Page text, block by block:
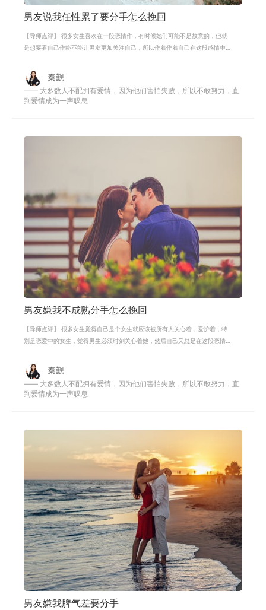
男友说我任性累了要分手怎么挽回
【导师点评】 很多女生喜欢在一段恋情作，有时候她们可能不是故意的，但就
是想要看自己作能不能让男友更加关注自己，所以作着作着自己在这段感情中
秦觐
—— 大多数人不配拥有爱情，因为他们害怕失败，所以不敢努力，直
到爱情成为一声叹息
男友嫌我不成熟分手怎么挽回
【导师点评】 很多女生觉得自己是个女生就应该被所有人关心着，爱护着，特
别是恋爱中的女生，觉得男生必须时刻关心着她，然后自己又总是在这段恋情
秦觐
—— 大多数人不配拥有爱情，因为他们害怕失败，所以不敢努力，直
到爱情成为一声叹息
男友嫌我脾气差要分手